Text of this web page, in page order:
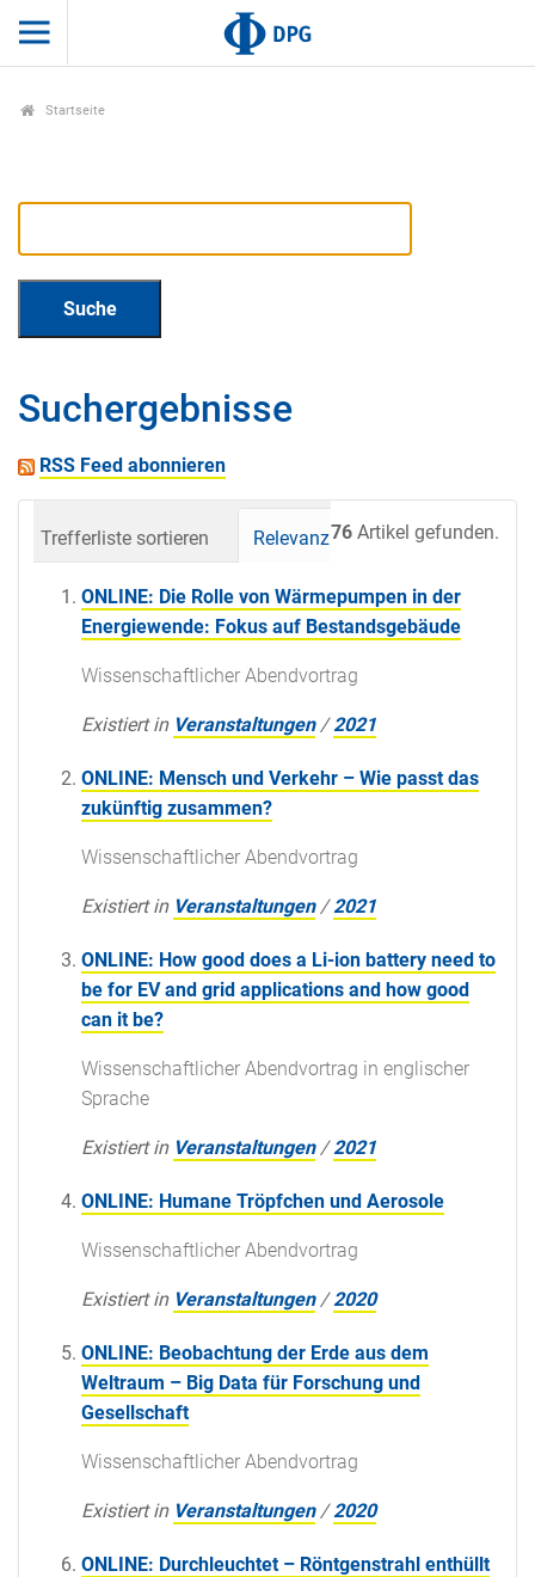
Startseite
Suchergebnisse
RSS Feed abonnieren
76 Artikel gefunden.
Trefferliste sortieren Relevanz Datum
ONLINE: Die Rolle von Wärmepumpen in der
Energiewende: Fokus auf Bestandsgebäude
Wissenschaftlicher Abendvortrag
Existiert in Veranstaltungen /2021
ONLINE: Mensch und Verkehr – Wie passt das
zukünftig zusammen?
Wissenschaftlicher Abendvortrag
Existiert in Veranstaltungen /2021
ONLINE: How good does a Li-ion battery need to
be for EV and grid applications and how good
can it be?
Wissenschaftlicher Abendvortrag in englischer
Sprache
Existiert in Veranstaltungen /2021
ONLINE: Humane Tröpfchen und Aerosole
Wissenschaftlicher Abendvortrag
Existiert in Veranstaltungen /2020
ONLINE: Beobachtung der Erde aus dem
Weltraum – Big Data für Forschung und
Gesellschaft
Wissenschaftlicher Abendvortrag
Existiert in Veranstaltungen /2020
ONLINE: Durchleuchtet – Röntgenstrahl enthüllt